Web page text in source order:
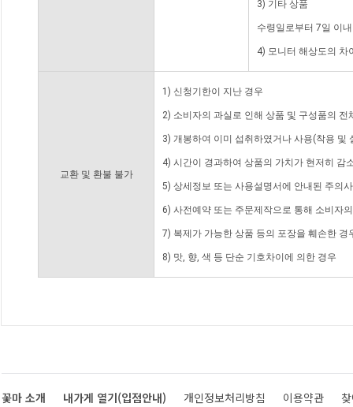
3) 기타 상품
수령일로부터 7일 이
4) 모니터 해상도의 차
교환 및 환불 불가
1) 신청기한이 지난 경우
2) 소비자의 과실로 인해 상품 및 구성품의
3) 개봉하여 이미 섭취하였거나 사용(착용 및
4) 시간이 경과하여 상품의 가치가 현저히 감
5) 상세정보 또는 사용설명서에 안내된 주의
6) 사전예약 또는 주문제작으로 통해 소비자
7) 복제가 가능한 상품 등의 포장을 훼손한 경
8) 맛, 향, 색 등 단순 기호차이에 의한 경우
꽃마 소개 내가게 열기(입점안내) 개인정보처리방침 이용약관